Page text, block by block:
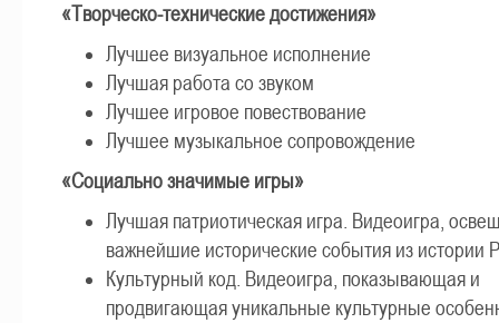
«Творческо-технические достижения»
Лучшее визуальное исполнение
Лучшая работа со звуком
Лучшее игровое повествование
Лучшее музыкальное сопровождение
«Социально значимые игры»
Лучшая патриотическая игра. Видеоигра,
важнейшие исторические события из истории
Культурный код. Видеоигра, показывающая и
продвигающая уникальные культурные